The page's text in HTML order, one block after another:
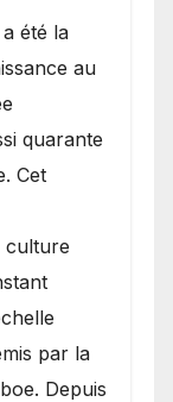
été la
au
quarante
Cet
culture
par la
Depuis